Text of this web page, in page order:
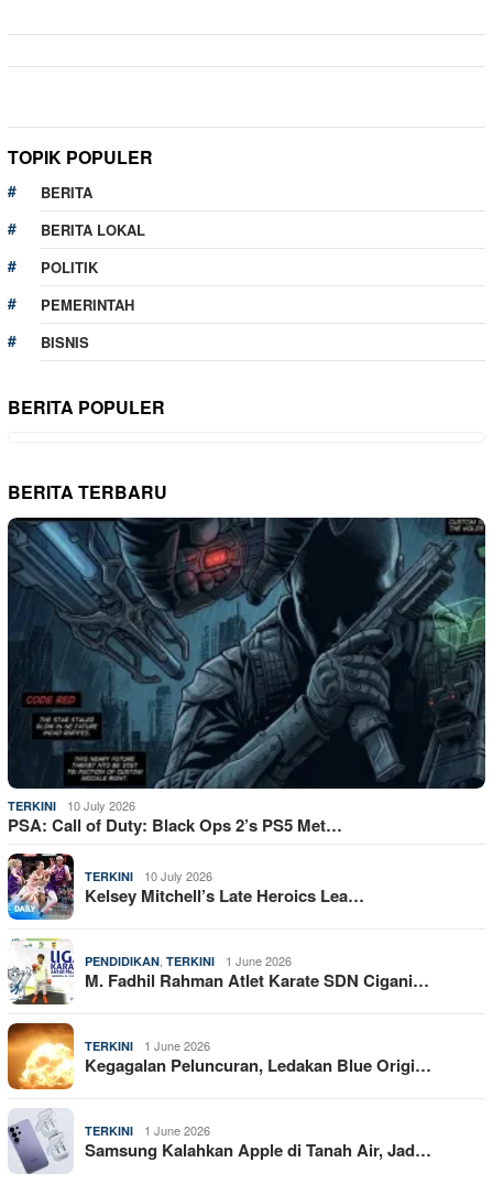
TOPIK POPULER
BERITA
BERITA LOKAL
POLITIK
PEMERINTAH
BISNIS
BERITA POPULER
BERITA TERBARU
TERKINI 10 July 2026
PSA: Call of Duty: Black Ops 2’s PS5 Met…
TERKINI 10 July 2026
Kelsey Mitchell’s Late Heroics Lea…
PENDIDIKAN TERKINI 1 June 2026
M. Fadhil Rahman Atlet Karate SDN Cigani…
TERKINI 1 June 2026
Kegagalan Peluncuran, Ledakan Blue Origi…
TERKINI 1 June 2026
Samsung Kalahkan Apple di Tanah Air, Jad…